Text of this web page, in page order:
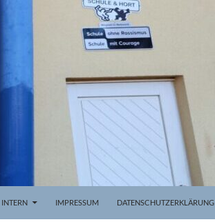
INTERN IMPRESSUM DATENSCHUTZERKLÄRUNG